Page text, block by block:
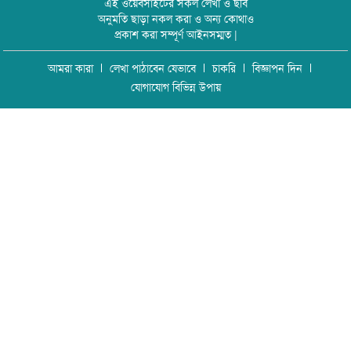
এই ওয়েবসাইটের সকল লেখা ও ছবি
অনুমতি ছাড়া নকল করা ও অন্য কোথাও
প্রকাশ করা সম্পূর্ণ আইনসম্মত |
আমরা কারা লেখা পাঠাবেন যেভাবে চাকরি
বিজ্ঞাপন দিন
যোগাযোগ বিভিন্ন উপায়